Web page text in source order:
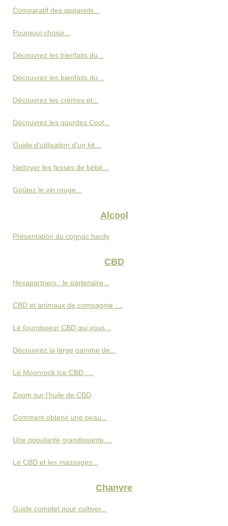
Comparatif des appareils...
Pourquoi choisir...
Découvrez les bienfaits du...
Découvrez les bienfaits du...
Découvrez les crèmes et...
Découvrez les gourdes Cool...
Guide d'utilisation d'un kit...
Nettoyer les fesses de bébé...
Goûtez le vin rouge...
Alcool
Présentation du cognac hardy
CBD
Hexapartners : le partenaire...
CBD et animaux de compagnie :...
Le fournisseur CBD qui vous...
Découvrez la large gamme de...
Le Moonrock Ice CBD :...
Zoom sur l’huile de CBD
Comment obtenir une peau...
Une popularité grandissante:...
Le CBD et les massages...
Chanvre
Guide complet pour cultiver...